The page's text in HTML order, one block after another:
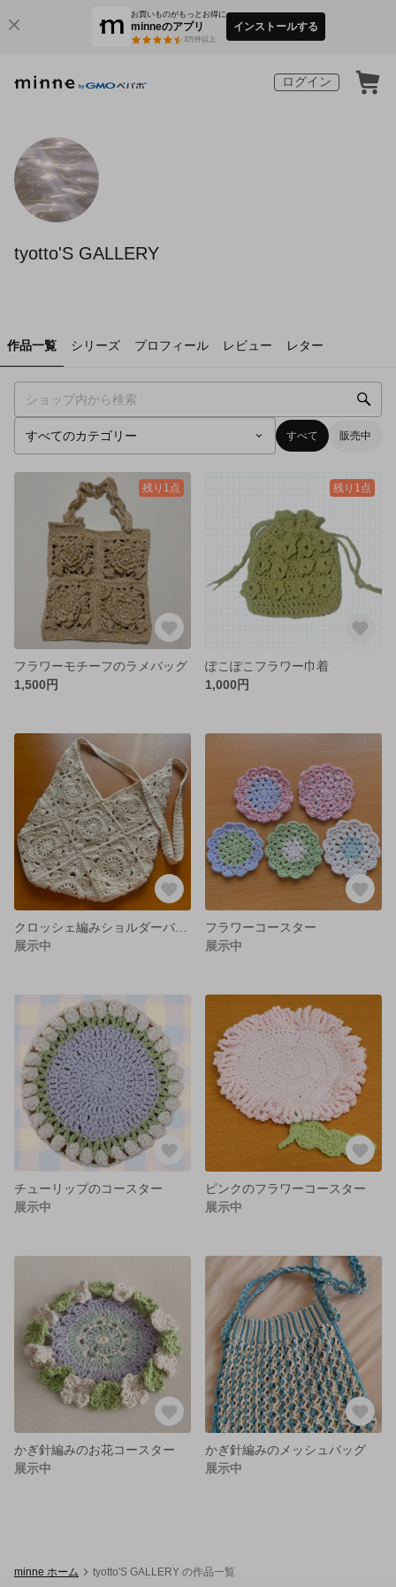
お買いものがもっとお得に
minneのアプリ
3万件以上
インストールする
ログイン
tyotto'S GALLERY
作品一覧 シリーズ プロフィール レビュー レター
すべて 販売中
残り1点
フラワーモチーフのラメバッグ
1,500円
残り1点
ぽこぽこフラワー巾着
1,000円
展示中
フラワーコースター
展示中
チューリップのコースター
展示中
ピンクのフラワーコースター
展示中
かぎ針編みのお花コースター
展示中
かぎ針編みのメッシュバッグ
展示中
minne ホーム tyotto'S GALLERY の作品一覧